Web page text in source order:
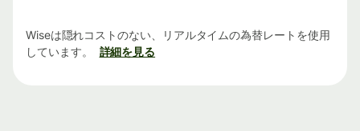
Wiseは隠れコストのない、リアルタイムの為替レートを使用
しています。
詳細を見る